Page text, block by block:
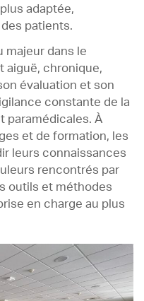
adaptée,
patients.
majeur dans le
aiguë, chronique,
évaluation et son
constante de la
paramédicales. À
et de formation, les
leurs connaissances
rencontrés par
outils et méthodes
en charge au plus